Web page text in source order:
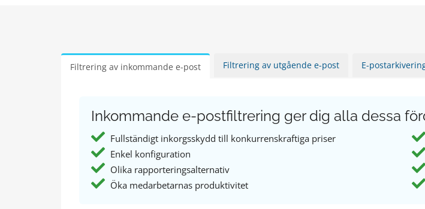
Filtrering av inkommande e-post Filtrering av utgående e-post E-
Inkommande e-postfiltrering ger dig alla dessa
Fullständigt inkorgsskydd till konkurrenskraftiga priser
Enkel konfiguration
Olika rapporteringsalternativ
Öka medarbetarnas produktivitet